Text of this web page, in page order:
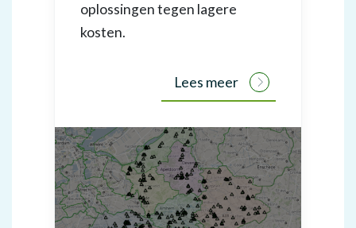
oplossingen tegen lagere
kosten.
Lees meer